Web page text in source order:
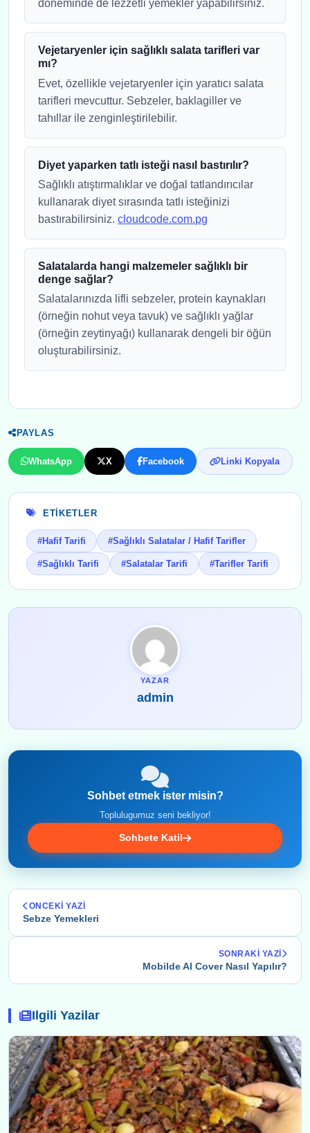
döneminde de lezzetli yemekler yapabilirsiniz.
Vejetaryenler için sağlıklı salata tarifleri var
mı?
Evet, özellikle vejetaryenler için yaratıcı salata
tarifleri mevcuttur. Sebzeler, baklagiller ve
tahıllar ile zenginleştirilebilir.
Diyet yaparken tatlı isteği nasıl bastırılır?
Sağlıklı atıştırmalıklar ve doğal tatlandırıcılar
kullanarak diyet sırasında tatlı isteğinizi
bastırabilirsiniz.cloudcode.com.pg
Salatalarda hangi malzemeler sağlıklı bir
denge sağlar?
Salatalarınızda lifli sebzeler, protein kaynakları
(örneğin nohut veya tavuk) ve sağlıklı yağlar
(örneğin zeytinyağı) kullanarak dengeli bir öğün
oluşturabilirsiniz.
PAYLAS
WhatsApp X Facebook Linki Kopyala
ETIKETLER
#Hafif Tarifi #Sağlıklı Salatalar / Hafif Tarifler
#Sağlıklı Tarifi #Salatalar Tarifi #Tarifler Tarifi
YAZAR
admin
Sohbet etmek ister misin?
Toplulugumuz seni bekliyor!
Sohbete Katil
ONCEKI YAZI
Sebze Yemekleri
SONRAKI YAZI
Mobilde AI Cover Nasıl Yapılır?
Ilgili Yazilar